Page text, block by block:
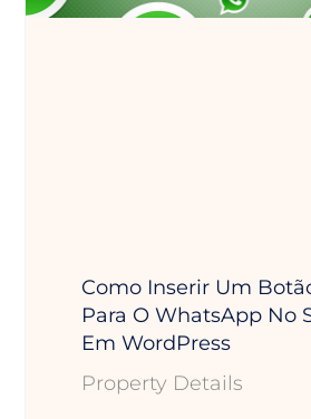
Como Inserir Um
Para O WhatsApp No
Em WordPress
Property Details